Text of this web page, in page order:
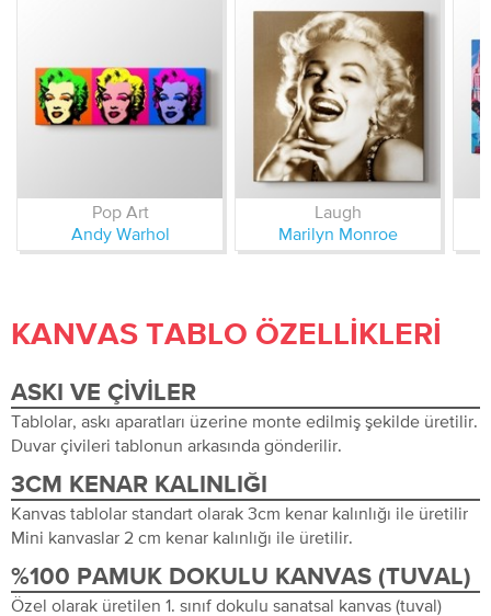
Pop Art
Andy Warhol
Laugh
Marilyn Monroe
KANVAS TABLO ÖZELLIKLERI
ASKI VE ÇIVILER
Tablolar, askı aparatları üzerine monte edilmiş şekilde üretilir.
Duvar çivileri tablonun arkasında gönderilir.
3CM KENAR KALINLIĞI
Kanvas tablolar standart olarak 3cm kenar kalınlığı ile üretilir
Mini kanvaslar 2 cm kenar kalınlığı ile üretilir.
%100 PAMUK DOKULU KANVAS (TUVAL)
Özel olarak üretilen 1. sınıf dokulu sanatsal kanvas (tuval)